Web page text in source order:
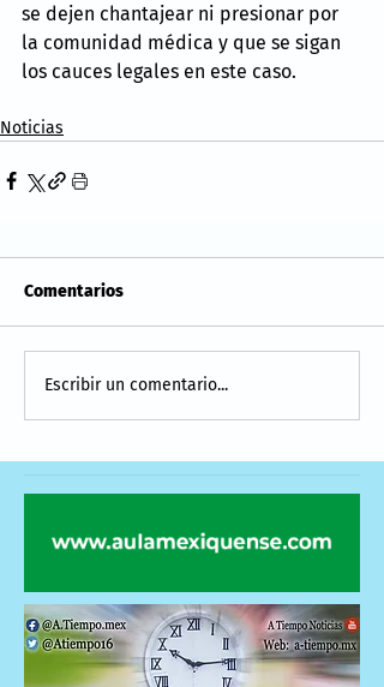
se dejen chantajear ni presionar por
la comunidad médica y que se sigan
los cauces legales en este caso.
Noticias
Comentarios
Escribir un comentario...